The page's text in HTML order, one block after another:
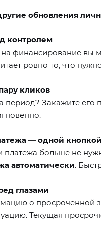
обновления
контролем
финансирование вы
ровно то, что
кликов
период? Закажите его
— одной кнопкой
больше не
автоматически.
глазами
о просроченной
Текущая